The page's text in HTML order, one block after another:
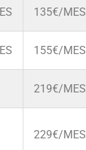
135€/MES
155€/MES
219€/MES
229€/MES